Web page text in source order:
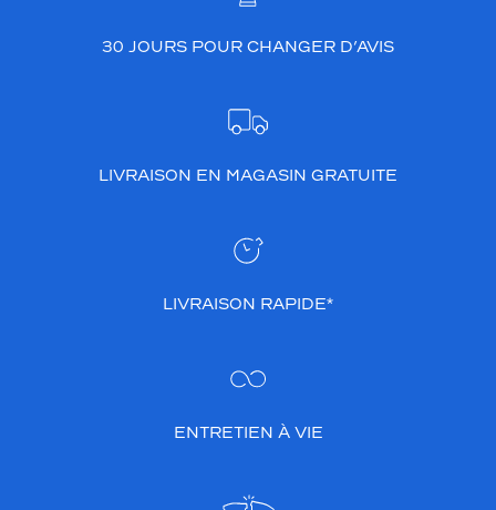
30 JOURS POUR CHANGER D’AVIS
LIVRAISON EN MAGASIN GRATUITE
LIVRAISON RAPIDE*
ENTRETIEN À VIE